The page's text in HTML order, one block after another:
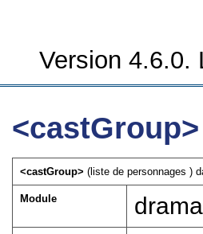
Version 4.6.0.
<castGroup>
<castGroup>(liste de personnages )
Module